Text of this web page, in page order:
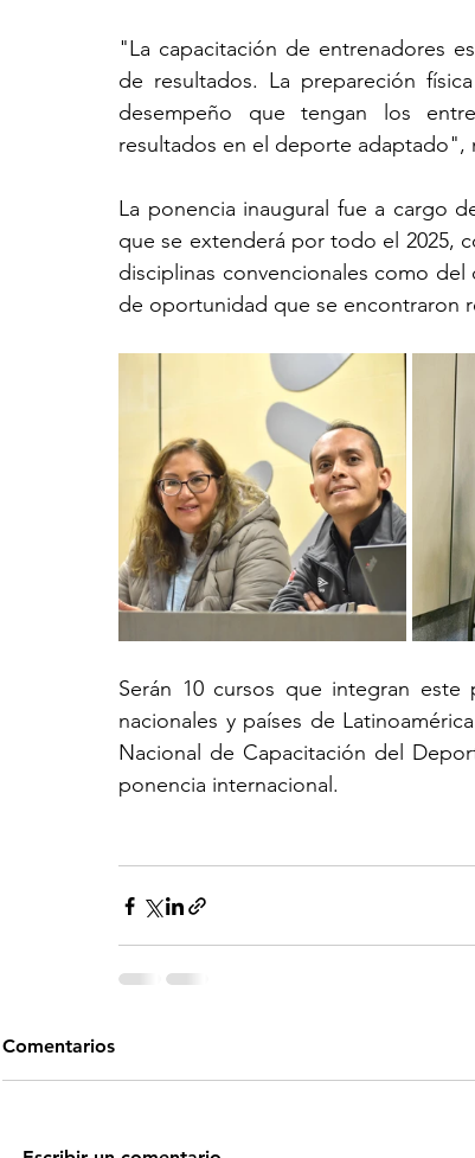
"La capacitación de entrenadores
de resultados. La prepareción
desempeño que tengan los
resultados en el deporte adaptado",
La ponencia inaugural fue a cargo
que se extenderá por todo el 2025,
disciplinas convencionales como
de oportunidad que se encontraron
Serán 10 cursos que integran
nacionales y países de
Nacional de Capacitación del
ponencia internacional.
Comentarios